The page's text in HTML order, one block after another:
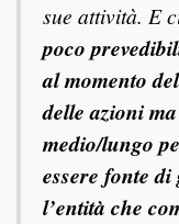
sue attività. E
poco
al momento
delle azioni
medio/lungo
essere fonte
l’entità che